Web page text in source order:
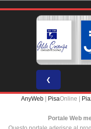
❮
AnyWeb | PisaOnline |
Portale Web